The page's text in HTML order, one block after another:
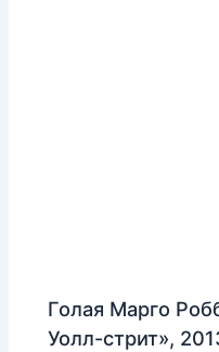
Голая Марго
Уолл-стрит»,